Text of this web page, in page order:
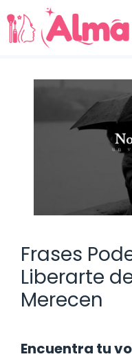
Saltar
al
contenido
Frases
Liberarte
Merecen
Encuentra tu